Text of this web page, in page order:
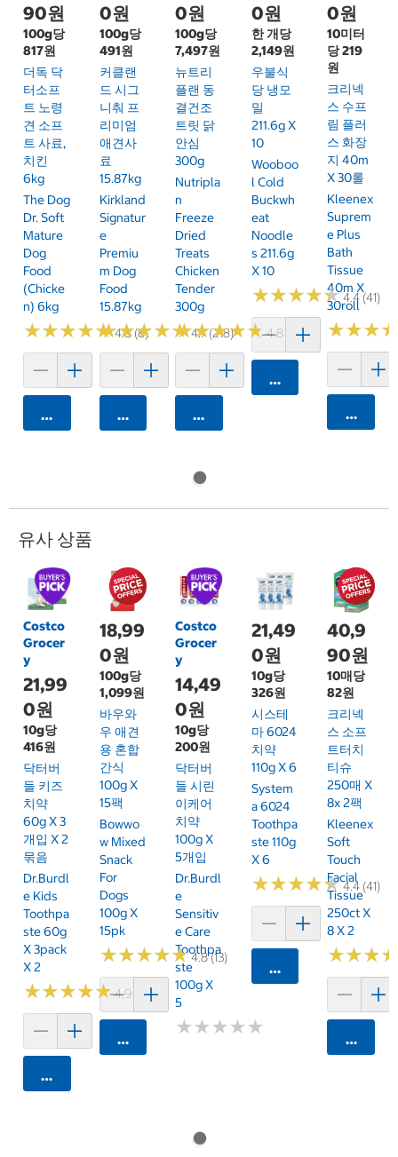
90원
100g당
817원
더독 닥
터소프
트 노령
견 소프
트 사료,
치킨
6kg
The Dog
Dr. Soft
Mature
Dog
Food
(Chicke
N) 6kg
★★★★★
★★★★★4.8 (8)
카트에 담기
0원
100g당
491원
커클랜
드 시그
니춰 프
리미엄
애견사
료
15.87kg
Kirkland
Signatur
E
Premiu
M Dog
Food
15.87kg
★★★★★
★★★★★4.7 (218)
카트에 담기
0원
100g당
7,497원
뉴트리
플랜 동
결건조
트릿 닭
안심
300g
Nutripla
N
Freeze
Dried
Treats
Chicken
Tender
300g
★★★★★
★★★★★4.8 (10)
카트에 담기
0원
한 개당
2,149원
우불식
당 냉모
밀
211.6g X
10
Wooboo
L Cold
Buckwh
Eat
Noodle
S 211.6g
X 10
★★★★★
★★★★★4.4 (41)
카트에 담기
0원
10미터
당 219
원
크리넥
스 수프
림 플러
스 화장
지 40m
X 30롤
Kleenex
Suprem
E Plus
Bath
Tissue
40m X
30roll
★★★
★★★
카트에
유사 상품
Costco
Grocer
y
21,99
0원
10g당
416원
닥터버
들 키즈
치약
60g X 3
개입 X 2
묶음
Dr.Burdl
E Kids
Toothpa
Ste 60g
X 3pack
X 2
★★★★★
★★★★★4.9 (22)
카트에 담기
18,99
0원
100g당
1,099원
바우와
우 애견
용 혼합
간식
100g X
15팩
Bowwo
W Mixed
Snack
For
Dogs
100g X
15pk
★★★★★
★★★★★4.8 (13)
카트에 담기
Costco
Grocer
y
14,49
0원
10g당
200원
닥터버
들 시린
이케어
치약
100g X
5개입
Dr.Burdl
E
Sensitiv
E Care
Toothpa
Ste
100g X
5
★★★★★
★★★★★
21,49
0원
10g당
326원
시스테
마 6024
치약
110g X 6
System
A 6024
Toothpa
Ste 110g
X 6
★★★★★
★★★★★4.4 (41)
카트에 담기
40,9
90원
10매당
82원
크리넥
스 소프
트터치
티슈
250매 X
8x 2팩
Kleenex
Soft
Touch
Facial
Tissue
250ct X
8 X 2
★★★
★★★
카트에